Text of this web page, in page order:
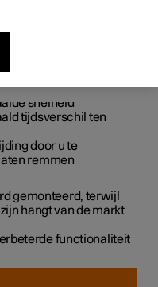
dat u onbedoeld
met een ander
snelheid
tijdsverschil ten
door u te
remmen
gemonteerd, terwijl
hangt van de markt
functionaliteit